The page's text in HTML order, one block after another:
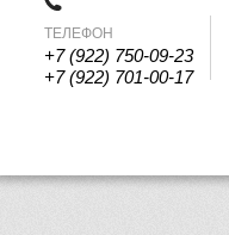
ТЕЛЕФОН
+7 (922) 750-09-23
+7 (922) 701-00-17